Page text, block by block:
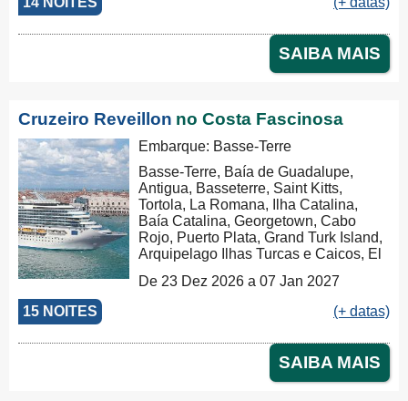
SAIBA MAIS
Cruzeiro Reveillon no Costa Fascinosa
15 NOITES
Embarque: Basse-Terre
Basse-Terre, Baía de Guadalupe,
Antigua, Basseterre, Saint Kitts,
Tortola, La Romana, Ilha Catalina,
Baía Catalina, Georgetown, Cabo
Rojo, Puerto Plata, Grand Turk Island,
Arquipelago Ilhas Turcas e Caicos, El
Caribe, Castries, Bridgetown, Basse-
De 23 Dez 2026 a 07 Jan 2027
(+ datas)
SAIBA MAIS